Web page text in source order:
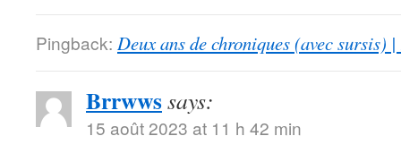
Pingback: Deux ans de chroniques (avec sursis)
Brrwwssays:
15 août 2023 at 11 h 42 min